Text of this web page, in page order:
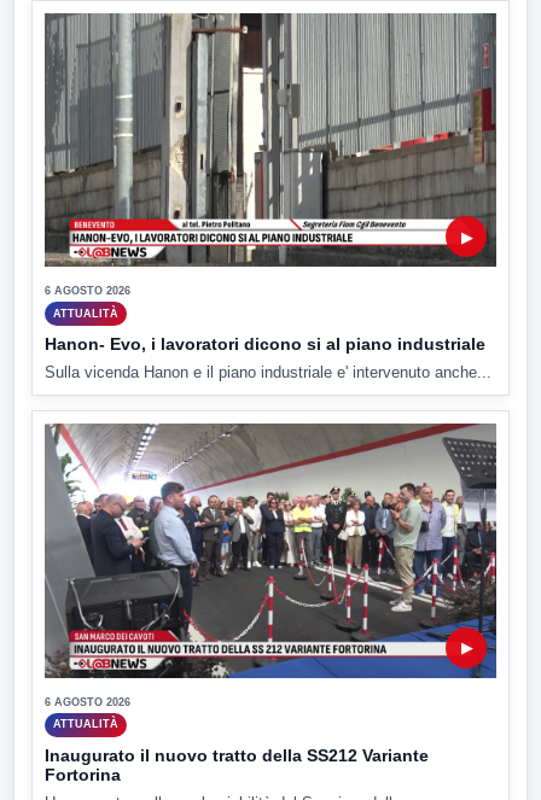
▶
6 AGOSTO 2026
ATTUALITÀ
Hanon- Evo, i lavoratori dicono si al piano industriale
Sulla vicenda Hanon e il piano industriale e' intervenuto anche...
▶
6 AGOSTO 2026
ATTUALITÀ
Inaugurato il nuovo tratto della SS212 Variante
Fortorina